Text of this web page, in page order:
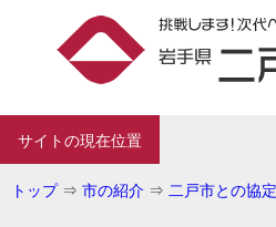
サイトの現在位置
トップ⇒ 市の紹介 ⇒ 二戸市との協